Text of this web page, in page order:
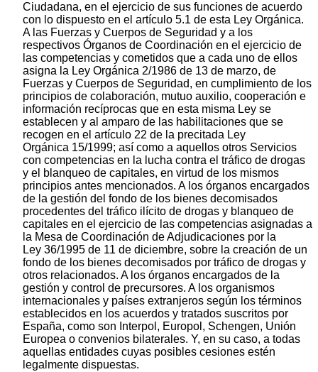
Ciudadana, en el ejercicio de sus funciones de acuerdo
con lo dispuesto en el artículo 5.1 de esta Ley Orgánica.
A las Fuerzas y Cuerpos de Seguridad y a los
respectivos Órganos de Coordinación en el ejercicio de
las competencias y cometidos que a cada uno de ellos
asigna la Ley Orgánica 2/1986 de 13 de marzo, de
Fuerzas y Cuerpos de Seguridad, en cumplimiento de los
principios de colaboración, mutuo auxilio, cooperación e
información recíprocas que en esta misma Ley se
establecen y al amparo de las habilitaciones que se
recogen en el artículo 22 de la precitada Ley
Orgánica 15/1999; así como a aquellos otros Servicios
con competencias en la lucha contra el tráfico de drogas
y el blanqueo de capitales, en virtud de los mismos
principios antes mencionados. A los órganos encargados
de la gestión del fondo de los bienes decomisados
procedentes del tráfico ilícito de drogas y blanqueo de
capitales en el ejercicio de las competencias asignadas a
la Mesa de Coordinación de Adjudicaciones por la
Ley 36/1995 de 11 de diciembre, sobre la creación de un
fondo de los bienes decomisados por tráfico de drogas y
otros relacionados. A los órganos encargados de la
gestión y control de precursores. A los organismos
internacionales y países extranjeros según los términos
establecidos en los acuerdos y tratados suscritos por
España, como son Interpol, Europol, Schengen, Unión
Europea o convenios bilaterales. Y, en su caso, a todas
aquellas entidades cuyas posibles cesiones estén
legalmente dispuestas.